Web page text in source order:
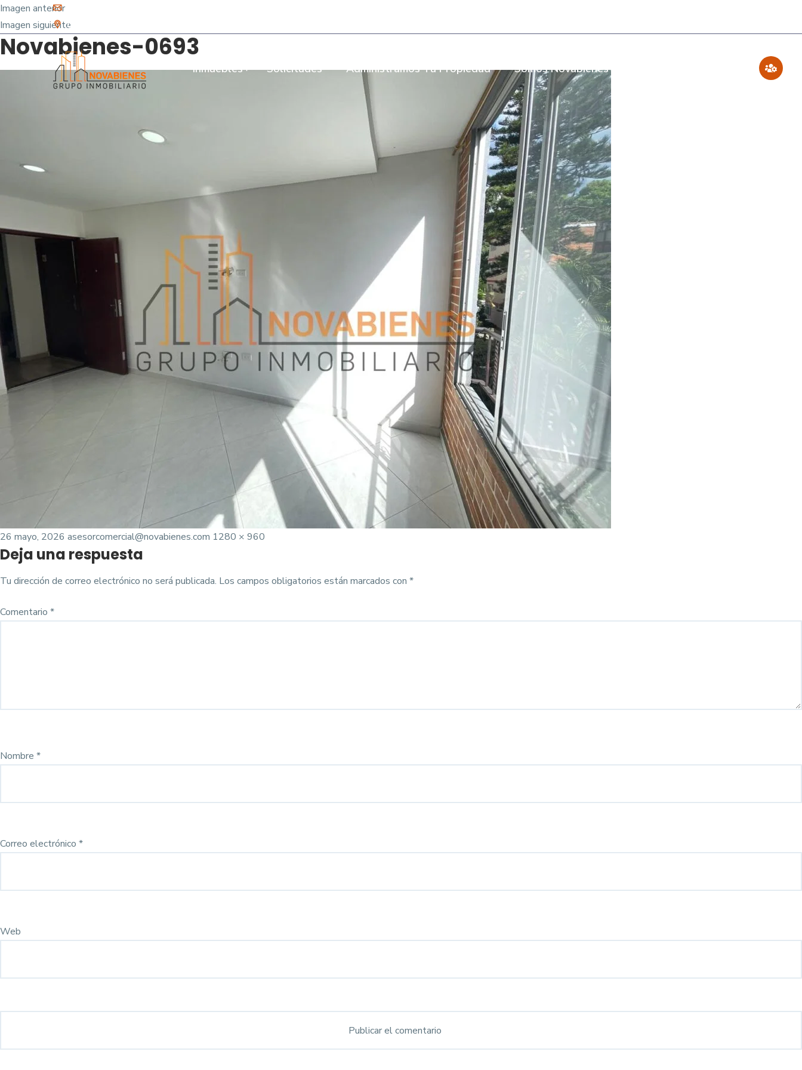
info@novabienes.com
Calle 68 Sur No. 43 C 35 - Sabaneta, Antioquia - Torre Bombay Local 110
Inmuebles Solicitudes Administramos Tu Propiedad Somos Novabienes
Imagen anterior
Imagen siguiente
Novabienes-0693
Posted
on
26 mayo, 2026 asesorcomercial@novabienes.com Tamaño
1280 × 960
Deja una respuesta
Tu dirección de correo electrónico no será publicada. Los campos obligatorios están marcados con *
Comentario *
Nombre *
Correo electrónico *
Web